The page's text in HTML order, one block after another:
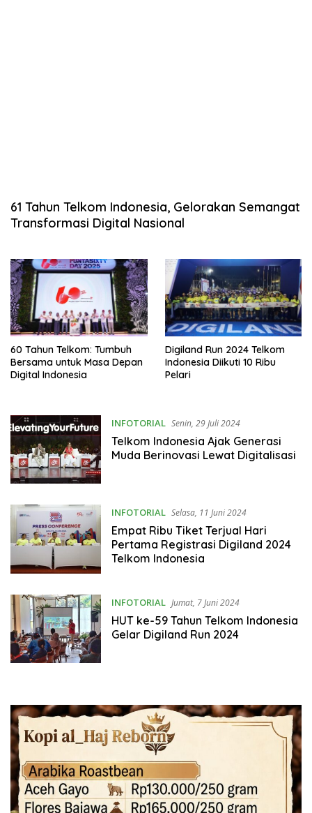
61 Tahun Telkom Indonesia, Gelorakan Semangat
Transformasi Digital Nasional
60 Tahun Telkom: Tumbuh
Bersama untuk Masa Depan
Digital Indonesia
Digiland Run 2024 Telkom
Indonesia Diikuti 10 Ribu
Pelari
INFOTORIAL Senin, 29 Juli 2024
Telkom Indonesia Ajak Generasi
Muda Berinovasi Lewat Digitalisasi
INFOTORIAL Selasa, 11 Juni 2024
Empat Ribu Tiket Terjual Hari
Pertama Registrasi Digiland 2024
Telkom Indonesia
INFOTORIAL Jumat, 7 Juni 2024
HUT ke-59 Tahun Telkom Indonesia
Gelar Digiland Run 2024